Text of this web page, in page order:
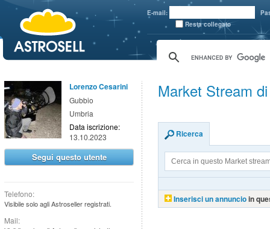
E-mail:
Resta collegato
Lorenzo Cesarini
Gubbio
Umbria
Data iscrizione:
13.10.2023
Segui questo utente
Telefono:
Visibile solo agli Astroseller registrati.
Mail:
Market Stream
Ricerca
Inserisci un annuncioin